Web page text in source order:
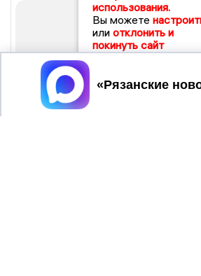
использования.
Вы можете
или отклонить и
покинуть сайт
Принять